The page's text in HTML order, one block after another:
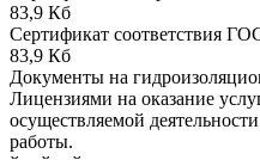
83,9 Кб
Сертификат соответствия
83,9 Кб
Документы на
Лицензиями на оказание
осуществляемой
работы.